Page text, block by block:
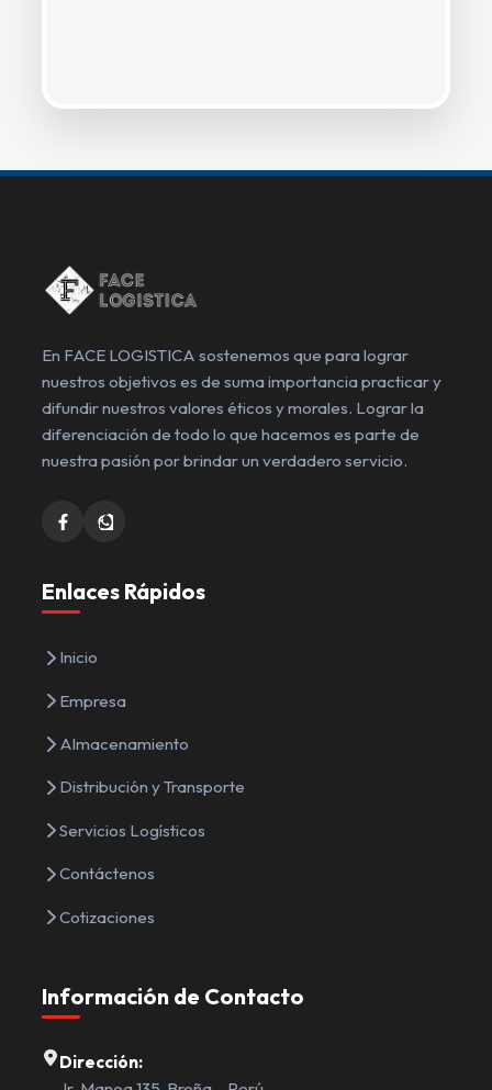
En FACE LOGISTICA sostenemos que para lograr
nuestros objetivos es de suma importancia practicar y
difundir nuestros valores éticos y morales. Lograr la
diferenciación de todo lo que hacemos es parte de
nuestra pasión por brindar un verdadero servicio.
Enlaces Rápidos
Inicio
Empresa
Almacenamiento
Distribución y Transporte
Servicios Logísticos
Contáctenos
Cotizaciones
Información de Contacto
Dirección: